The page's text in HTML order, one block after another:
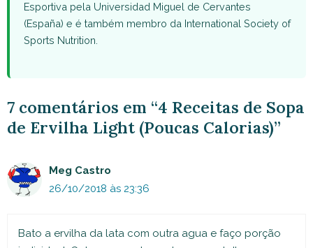
Esportiva pela Universidad Miguel de Cervantes
(España) e é também membro da International Society of
Sports Nutrition.
7 comentários em “4 Receitas de Sopa
de Ervilha Light (Poucas Calorias)”
Meg Castro
26/10/2018 às 23:36
Bato a ervilha da lata com outra agua e faço porção